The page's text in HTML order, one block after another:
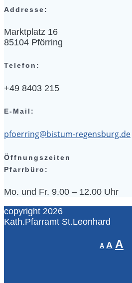
Addresse:
Marktplatz 16
85104 Pförring
Telefon:
+49 8403 215
E-Mail:
pfoerring@bistum-regensburg.de
Öffnungszeiten
Pfarrbüro:
Mo. und Fr. 9.00 – 12.00 Uhr
copyright 2026
Kath.Pfarramt St.Leonhard
A
Decrease
font
A Reset
font
A